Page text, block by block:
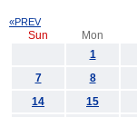
«PREV
Sun Mon
1
7
8
14
15